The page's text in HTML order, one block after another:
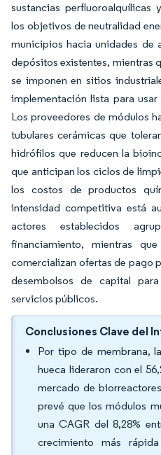
sustancias perfluoroalquílicas
los objetivos de neutralidad
municipios hacia unidades de
depósitos existentes, mientras
se imponen en sitios
implementación lista para
Los proveedores de módulos
tubulares cerámicas que
hidrófilos que reducen la
que anticipan los ciclos de
los costos de productos
intensidad competitiva está
actores establecidos
financiamiento, mientras
comercializan ofertas de pago
desembolsos de capital
servicios públicos.
Conclusiones Clave del
Por tipo de membrana,
hueca lideraron con el
mercado de
prevé que los módulos
una CAGR del 8,28%
crecimiento más